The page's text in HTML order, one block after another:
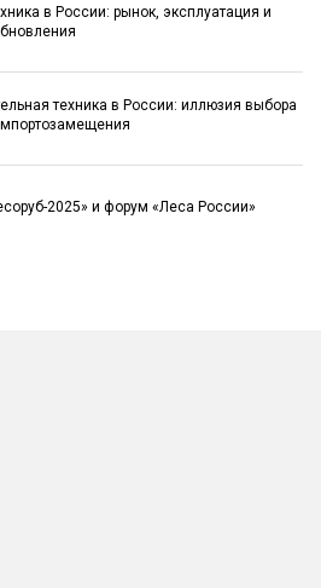
в России: рынок, эксплуатация и
техника в России: иллюзия выбора
2025» и форум «Леса России»